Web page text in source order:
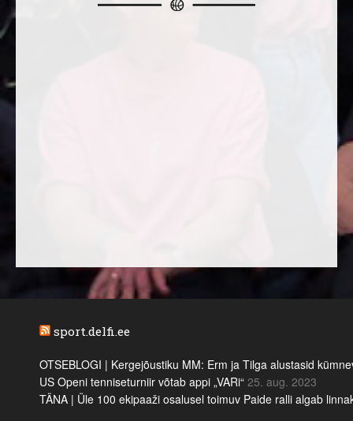
sport.delfi.ee
OTSEBLOGI | Kergejõustiku MM: Erm ja Tilga alustasid
US Openi tenniseturniir võtab appi „VARi“ 25. aug. 2023
TÄNA | Üle 100 ekipaaži osalusel toimuv Paide ralli algab